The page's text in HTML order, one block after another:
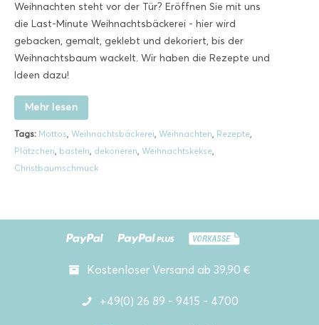
Weihnachten steht vor der Tür? Eröffnen Sie mit uns
die Last-Minute Weihnachtsbäckerei - hier wird
gebacken, gemalt, geklebt und dekoriert, bis der
Weihnachtsbaum wackelt. Wir haben die Rezepte und
Ideen dazu!
Mehr lesen
Tags: Mottos, Weihnachtsbäckerei, Weihnachten, Rezepte,
Plätzchen, basteln, dekorieren, Weihnachtskekse,
Christbaumschmuck
Kostenloser Versand ab 39,90 €
+49(0) 26 89 - 9415 - 4700